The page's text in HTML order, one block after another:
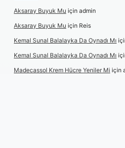
Aksaray Buyuk Mu için admin
Aksaray Buyuk Mu için Reis
Kemal Sunal Balalayka Da Oynadı Mı
Kemal Sunal Balalayka Da Oynadı Mı
Madecassol Krem Hücre Yeniler Mi için